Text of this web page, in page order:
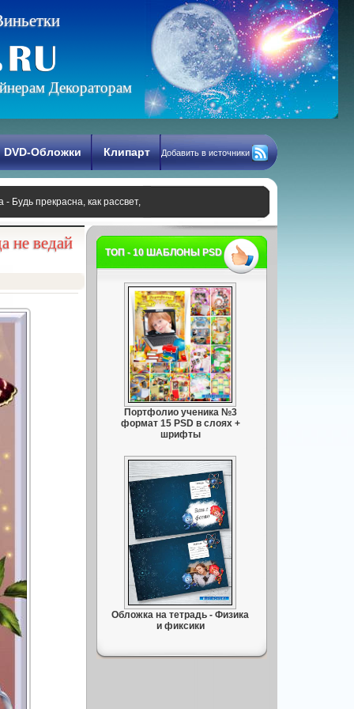
иньетки
Декораторам
DVD-Обложки Клипарт Добавить в источники
Будь прекрасна, как рассвет,
не ведай ТОП - 10 ШАБЛОНЫ PSD
Портфолио ученика №3
формат 15 PSD в слоях +
шрифты
Обложка на тетрадь - Физика
и фиксики